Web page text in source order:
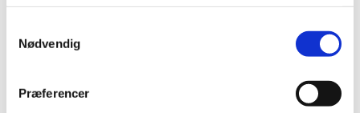
Nødvendig
Præferencer
Sundhedsstyrelsen giver generelt tilskud til Taptiqom